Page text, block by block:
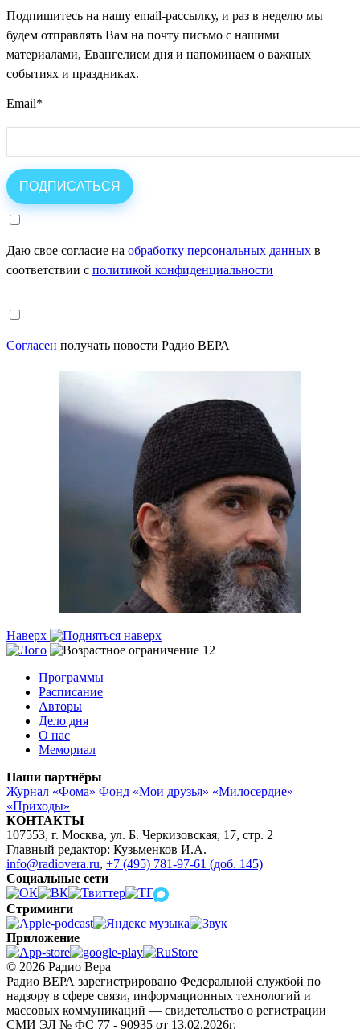
Подпишитесь на нашу email-рассылку, и раз в неделю мы
будем отправлять Вам на почту письмо с нашими
материалами, Евангелием дня и напоминаем о важных
событиях и праздниках.
Email*
Даю свое согласие на обработку персональных данных в
соответствии с политикой конфиденциальности
Согласен получать новости Радио ВЕРА
Наверх
Программы
Расписание
Авторы
Дело дня
О нас
Мемориал
Наши партнёры
Журнал «Фома» Фонд «Мои друзья» «Милосердие»
«Приходы»
КОНТАКТЫ
107553, г. Москва, ул. Б. Черкизовская, 17, стр. 2
Главный редактор: Кузьменков И.А.
info@radiovera.ru, +7 (495) 781-97-61 (доб. 145)
Социальные сети
Стриминги
Приложение
© 2026 Радио Вера
Радио ВЕРА зарегистрировано Федеральной службой по
надзору в сфере связи, информационных технологий и
массовых коммуникаций — свидетельство о регистрации
СМИ ЭЛ № ФС 77 - 90935 от 13.02.2026г.